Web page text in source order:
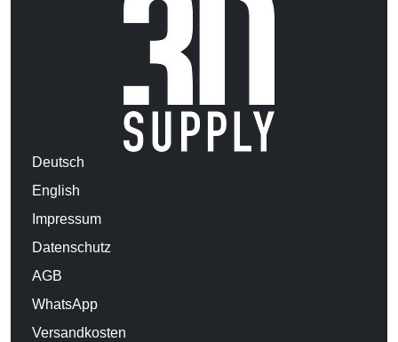
Deutsch
English
Impressum
Datenschutz
AGB
WhatsApp
Versandkosten